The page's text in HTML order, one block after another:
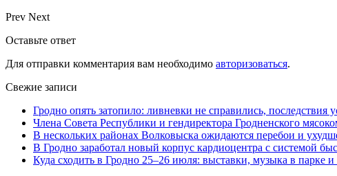
Prev Next
Оставьте ответ
Для отправки комментария вам необходимо авторизоваться.
Свежие записи
Гродно опять затопило: ливневки не справились, последствия
Члена Совета Республики и гендиректора Гродненского
В нескольких районах Волковыска ожидаются перебои и
В Гродно заработал новый корпус кардиоцентра с системой
Куда сходить в Гродно 25–26 июля: выставки, музыка в парке